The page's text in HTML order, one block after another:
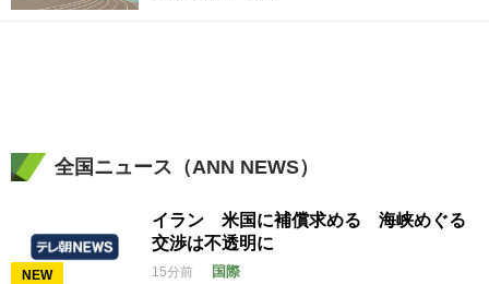
全国ニュース（ANN NEWS）
NEW
イラン 米国に補償求める 海峡めぐる
交渉は不透明に
15分前 国際